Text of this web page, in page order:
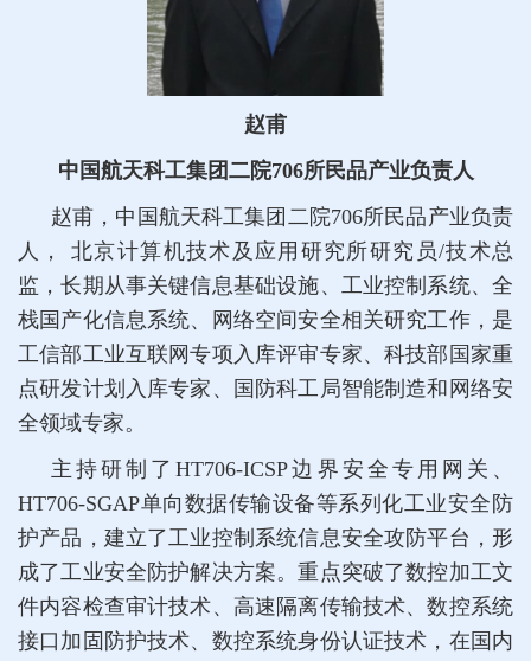
赵甫
中国航天科工集团二院706所民品产业负责人
赵甫，中国航天科工集团二院706所民品产业负责
人， 北京计算机技术及应用研究所研究员/技术总
监，长期从事关键信息基础设施、工业控制系统、全
栈国产化信息系统、网络空间安全相关研究工作，是
工信部工业互联网专项入库评审专家、科技部国家重
点研发计划入库专家、国防科工局智能制造和网络安
全领域专家。
主持研制了HT706-ICSP边界安全专用网关、
HT706-SGAP单向数据传输设备等系列化工业安全防
护产品，建立了工业控制系统信息安全攻防平台，形
成了工业安全防护解决方案。重点突破了数控加工文
件内容检查审计技术、高速隔离传输技术、数控系统
接口加固防护技术、数控系统身份认证技术，在国内